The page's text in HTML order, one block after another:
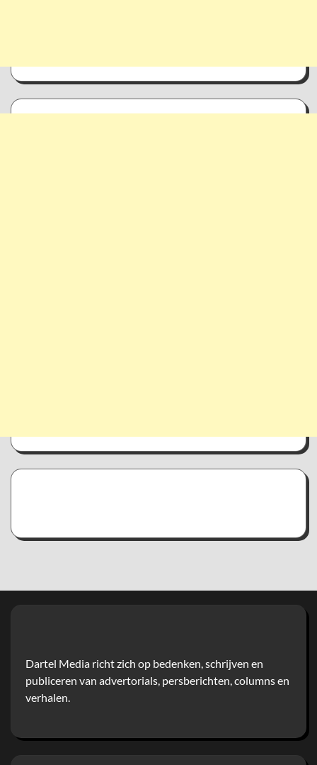
Dartel Media richt zich op bedenken, schrijven en
publiceren van advertorials, persberichten, columns en
verhalen.